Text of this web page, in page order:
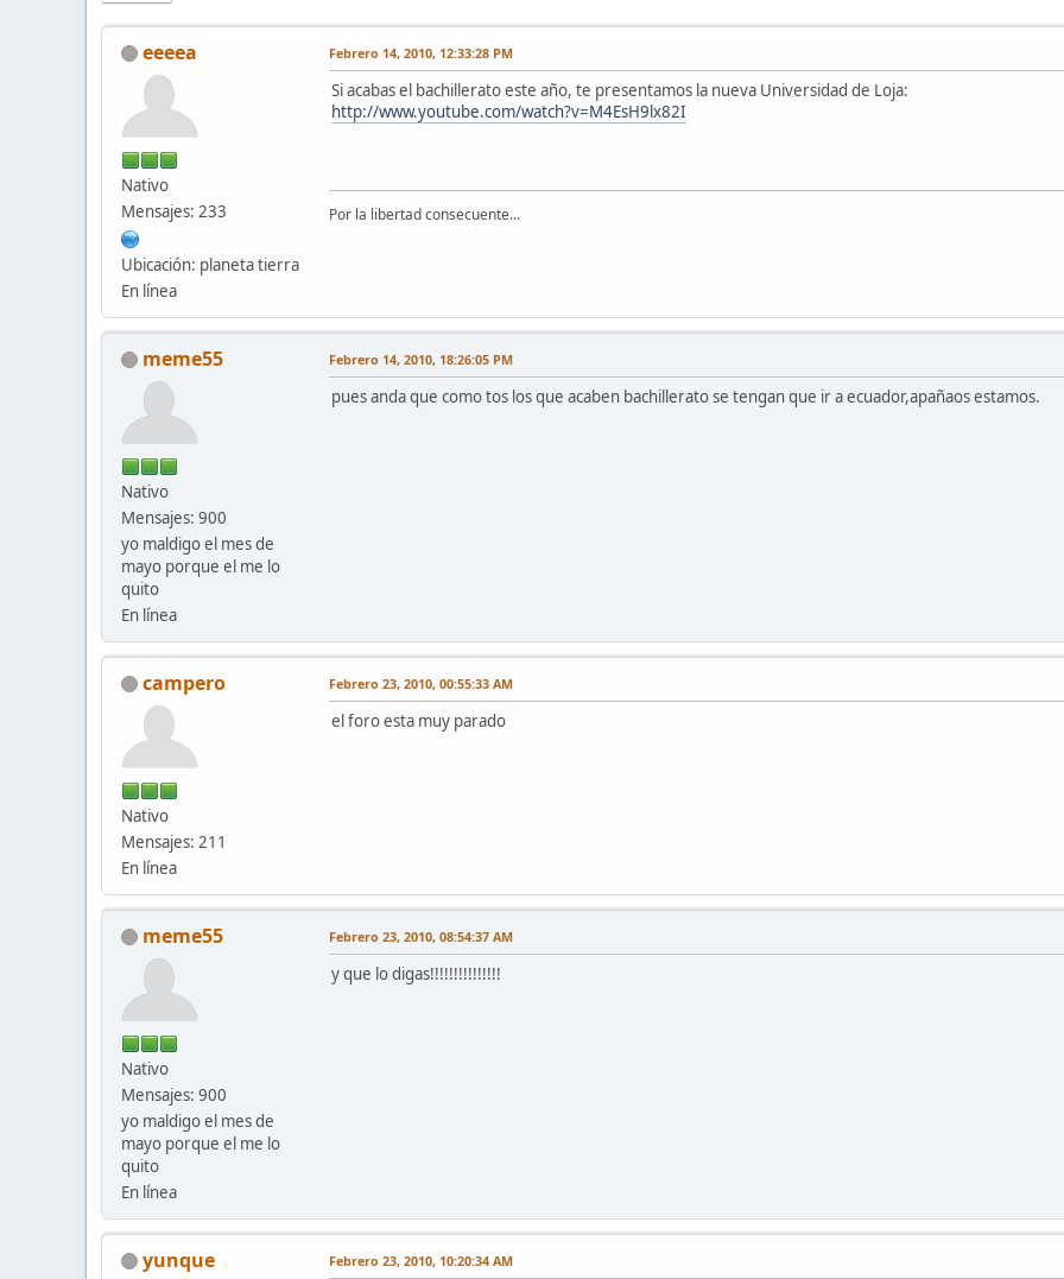
eeeea
Nativo
Mensajes: 233
Ubicación: planeta tierra
En línea
Febrero 14, 2010, 12:33:28 PM
Si acabas el bachillerato este año, te presentamos la nueva Universidad de Loja:
http://www.youtube.com/watch?v=M4EsH9lx82I
Por la libertad consecuente...
meme55
Nativo
Mensajes: 900
yo maldigo el mes de
mayo porque el me lo
quito
En línea
Febrero 14, 2010, 18:26:05 PM
pues anda que como tos los que acaben bachillerato se tengan que ir a ecuador,apañaos estamos.
campero
Nativo
Mensajes: 211
En línea
Febrero 23, 2010, 00:55:33 AM
el foro esta muy parado
meme55
Nativo
Mensajes: 900
yo maldigo el mes de
mayo porque el me lo
quito
En línea
Febrero 23, 2010, 08:54:37 AM
y que lo digas!!!!!!!!!!!!!!!
yunque Febrero 23, 2010, 10:20:34 AM